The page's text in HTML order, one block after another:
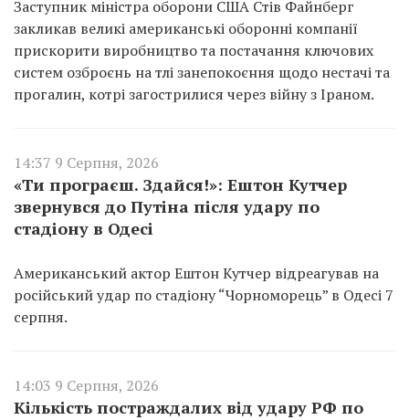
Заступник міністра оборони США Стів Файнберг
закликав великі американські оборонні компанії
прискорити виробництво та постачання ключових
систем озброєнь на тлі занепокоєння щодо нестачі та
прогалин, котрі загострилися через війну з Іраном.
14:37 9 Серпня, 2026
«Ти програєш. Здайся!»: Ештон Кутчер
звернувся до Путіна після удару по
стадіону в Одесі
Американський актор Ештон Кутчер відреагував на
російський удар по стадіону “Чорноморець” в Одесі 7
серпня.
14:03 9 Серпня, 2026
Кількість постраждалих від удару РФ по